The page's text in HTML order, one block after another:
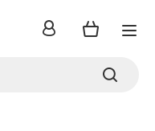
inloggen